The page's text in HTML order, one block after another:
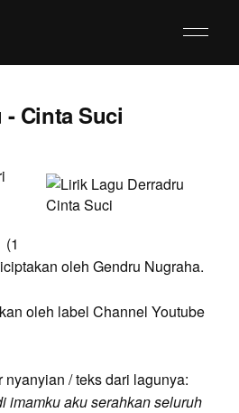
Cinta Suci
(1
oleh Gendru Nugraha.
oleh label Channel Youtube
/ teks dari lagunya:
imamku aku serahkan seluruh